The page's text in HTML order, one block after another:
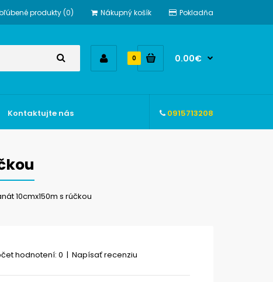
produkty (0) Nákupný košík Pokladňa
0 0.00€
Kontaktujte nás 0915713208
10cmx150m s rúčkou
hodnotení: 0 | Napísať recenziu